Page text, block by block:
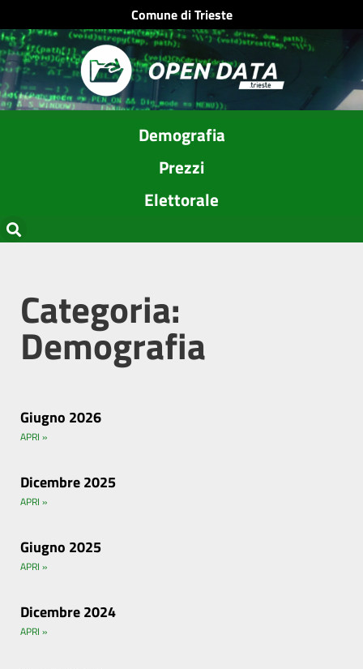
Comune di Trieste
Demografia
Prezzi
Elettorale
Categoria:
Demografia
Giugno 2026
APRI »
Dicembre 2025
APRI »
Giugno 2025
APRI »
Dicembre 2024
APRI »